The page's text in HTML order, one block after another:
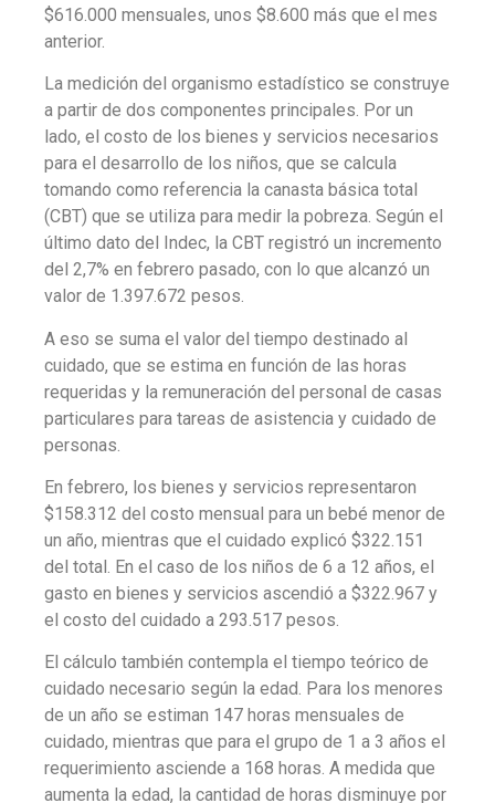
$616.000 mensuales, unos $8.600 más que el mes
anterior.
La medición del organismo estadístico se construye
a partir de dos componentes principales. Por un
lado, el costo de los bienes y servicios necesarios
para el desarrollo de los niños, que se calcula
tomando como referencia la canasta básica total
(CBT) que se utiliza para medir la pobreza. Según el
último dato del Indec, la CBT registró un incremento
del 2,7% en febrero pasado, con lo que alcanzó un
valor de 1.397.672 pesos.
A eso se suma el valor del tiempo destinado al
cuidado, que se estima en función de las horas
requeridas y la remuneración del personal de casas
particulares para tareas de asistencia y cuidado de
personas.
En febrero, los bienes y servicios representaron
$158.312 del costo mensual para un bebé menor de
un año, mientras que el cuidado explicó $322.151
del total. En el caso de los niños de 6 a 12 años, el
gasto en bienes y servicios ascendió a $322.967 y
el costo del cuidado a 293.517 pesos.
El cálculo también contempla el tiempo teórico de
cuidado necesario según la edad. Para los menores
de un año se estiman 147 horas mensuales de
cuidado, mientras que para el grupo de 1 a 3 años el
requerimiento asciende a 168 horas. A medida que
aumenta la edad, la cantidad de horas disminuye por